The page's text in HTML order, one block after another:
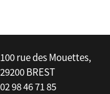
100 rue des Mouettes,
29200 BREST
02 98 46 71 85